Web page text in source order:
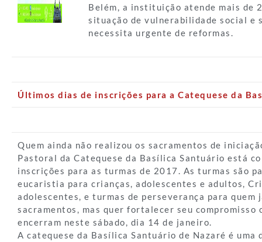
Belém, a instituição atende mais de
situação de vulnerabilidade social e
necessita urgente de reformas.
Últimos dias de inscrições para a Catequese da
Quem ainda não realizou os sacramentos de
Pastoral da Catequese da Basílica Santuário está
inscrições para as turmas de 2017. As turmas são
eucaristia para crianças, adolescentes e adultos,
adolescentes, e turmas de perseverança para quem
sacramentos, mas quer fortalecer seu compromisso
encerram neste sábado, dia 14 de janeiro.
A catequese da Basílica Santuário de Nazaré é uma